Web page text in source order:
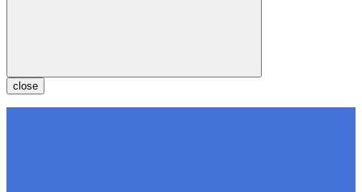
close